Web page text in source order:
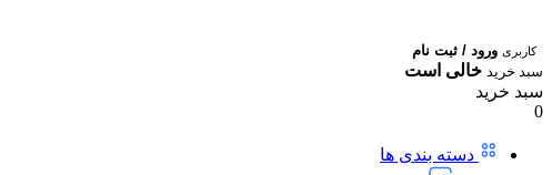
کاربری ورود / ثبت نام
سبد خرید خالی است
سبد خرید
0
دسته بندی ها